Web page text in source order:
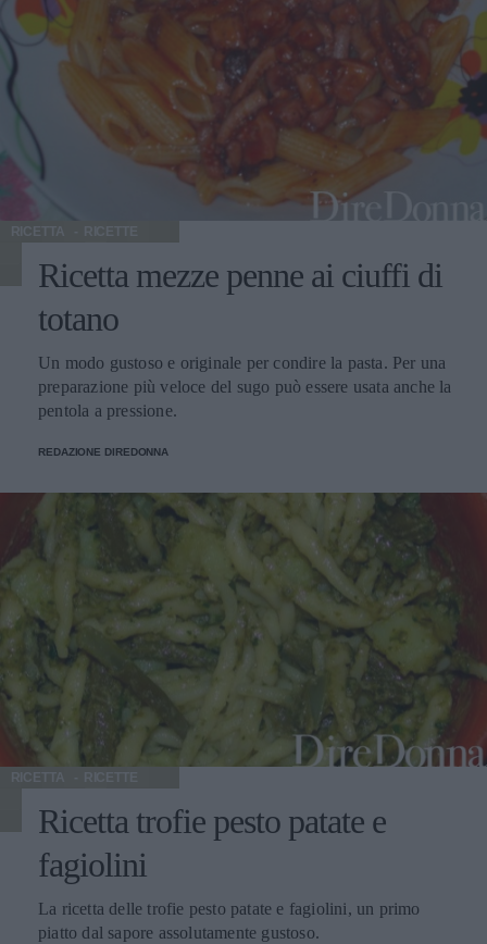
RICETTA
Ricetta mezze penne ai ciuffi di
totano
Un modo gustoso e originale per condire la pasta. Per una
preparazione più veloce del sugo può essere usata anche la
pentola a pressione.
REDAZIONE DIREDONNA
RICETTA
Ricetta trofie pesto patate e
fagiolini
La ricetta delle trofie pesto patate e fagiolini, un primo
piatto dal sapore assolutamente gustoso.